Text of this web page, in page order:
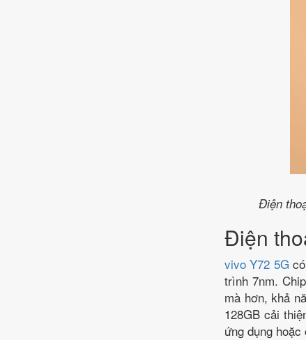
Điện
Điện
vivo Y72 5G
trình 7nm.
mà hơn, khả
128GB cải
ứng dụng